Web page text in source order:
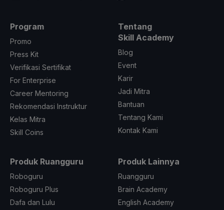
Program
Promo
Press Kit
Verifikasi Sertifikat
For Enterprise
Career Mentoring
Rekomendasi Instruktur
Kelas Mitra
Skill Coins
Tentang
Skill Academy
Blog
Event
Karir
Jadi Mitra
Bantuan
Tentang Kami
Kontak Kami
Produk Ruangguru
Roboguru
Roboguru Plus
Dafa dan Lulu
Produk Lainnya
Ruangguru
Brain Academy
English Academy